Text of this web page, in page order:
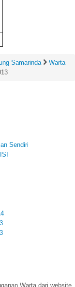
Samarinda
Warta
Sendiri
Warta dari website